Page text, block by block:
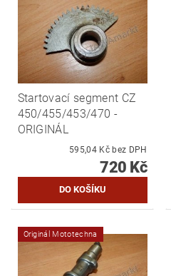
Startovací segment CZ
450/455/453/470 -
ORIGINÁL
595,04 Kč bez DPH
720 Kč
Originál Mototechna